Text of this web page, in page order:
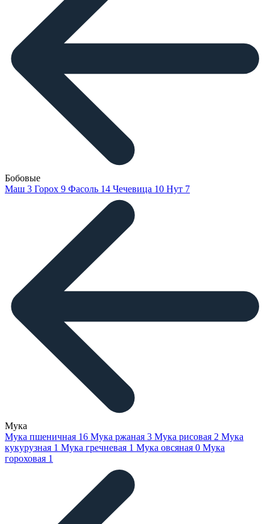
Бобовые
Маш 3 Горох 9 Фасоль 14 Чечевица 10 Нут 7
Мука
Мука пшеничная 16 Мука ржаная 3 Мука рисовая 2 Мука
кукурузная 1 Мука гречневая 1 Мука овсяная 0 Мука
гороховая 1